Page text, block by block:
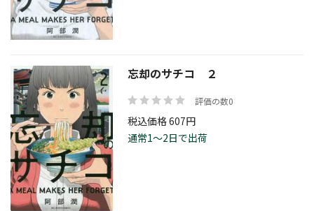
価格帯
絞り込む
忘却のサチコ ２
評価の数0
税込価格 607円
通常1～2日で出荷